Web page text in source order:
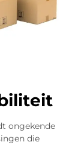
ongekende
die